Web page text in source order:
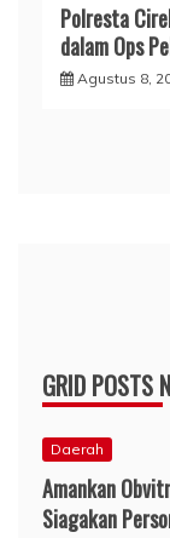
Polresta
dalam Ops
Agustus 8,
GRID POSTS
Daerah
Amankan
Siagakan